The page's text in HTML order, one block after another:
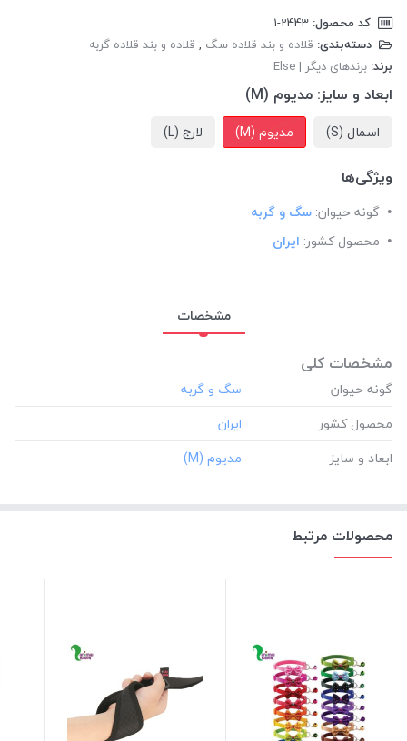
کد محصول:
دسته‌بندی: قلاده و بند قلاده سگ , قلاده و بند قلاده گربه
برند: برندهای دیگر | Else
ابعاد و سایز: مدیوم (M)
اسمال (S) مدیوم (M) لارج (L)
ویژگی‌ها
گونه حیوان: سگ و گربه
محصول کشور: ایران
مشخصات
مشخصات کلی
گونه حیوان
محصول کشور
ابعاد و سایز
محصولات مرتبط